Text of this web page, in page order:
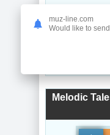
Melodic
muz-line.com
Would like to